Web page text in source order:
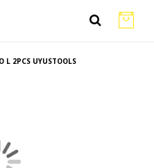
L 2PCS UYUSTOOLS